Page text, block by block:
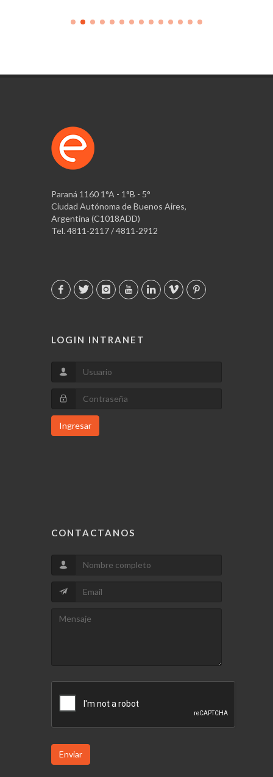
Paraná 1160 1°A - 1°B - 5°
Ciudad Autónoma de Buenos Aires,
Argentina (C1018ADD)
Tel. 4811-2117 / 4811-2912
LOGIN INTRANET
Ingresar
CONTACTANOS
Enviar